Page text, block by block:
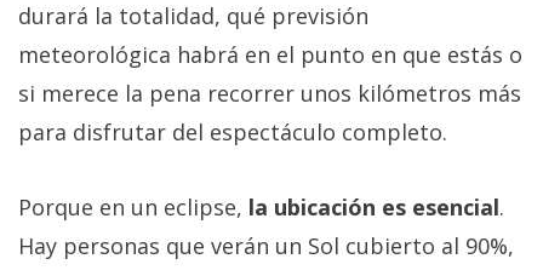
durará la totalidad, qué previsión
meteorológica habrá en el punto en que estás o
si merece la pena recorrer unos kilómetros más
para disfrutar del espectáculo completo.
Porque en un eclipse, la ubicación es esencial.
Hay personas que verán un Sol cubierto al 90%,